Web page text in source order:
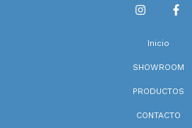
Inicio
SHOWROOM
PRODUCTOS
CONTACTO